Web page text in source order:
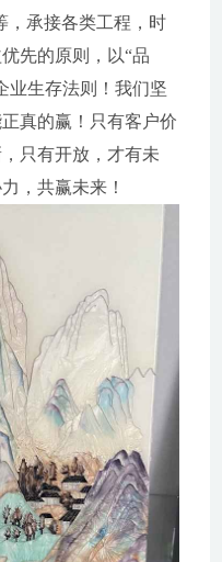
，承接各类工程，时
先的原则，以“品
业生存法则！我们坚
真的赢！只有客户价
只有开放，才有未
，共赢未来！